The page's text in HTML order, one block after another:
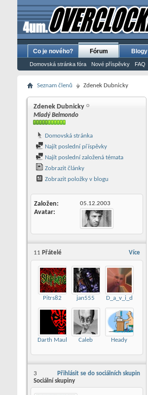
Co je nového? Fórum
Domovská stránka fóra Nové příspěvky FAQ
Blogy
Seznam členů Zdenek Dubnicky
Zdenek Dubnicky
Mladý Belmondo
Domovská stránka
Najít poslední příspěvky
Najít poslední založená témata
Zobrazit články
Zobrazit položky v blogu
Založen 05.12.2003
Avatar
Více
11 Přátelé
Pitrs82 jan555 D_a_v_i_d
Darth Maul Caleb Heady
Přihlásit se do sociálních skupin
3
Sociální skupiny